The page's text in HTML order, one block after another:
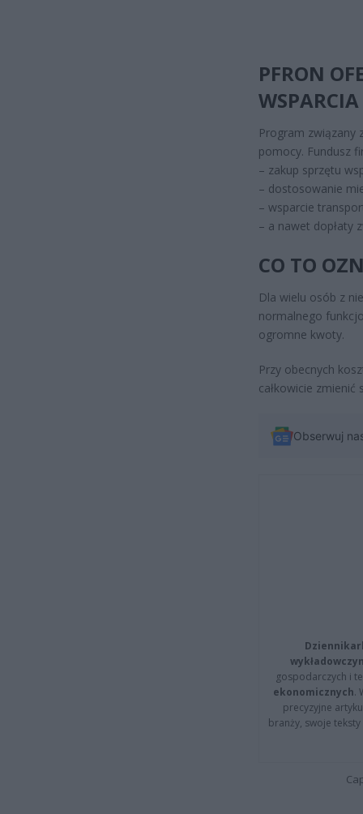
PFRON
WSPARCIA
Program związany
pomocy. Fundusz
– zakup sprzętu
– dostosowanie
– wsparcie
– a nawet dopłaty
CO TO
Dla wielu osób z
normalnego
ogromne kwoty.
Przy obecnych
całkowicie
Obserwuj
gospodarczych i
ekonomicznych.
precyzyjne
branży, swoje